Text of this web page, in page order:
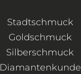
Stadtschmuck
Goldschmuck
Silberschmuck
Diamantenkunde